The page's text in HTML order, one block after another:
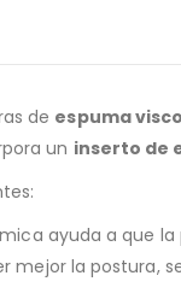
de espuma
un inserto de
ayuda a que la
mejor la postura,